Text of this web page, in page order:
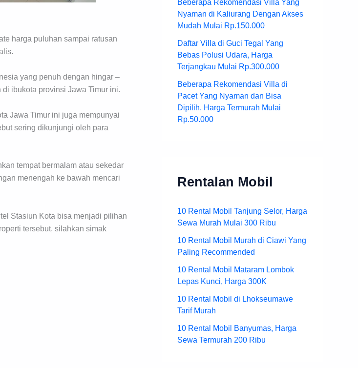
harga puluhan sampai ratusan
yang penuh dengan hingar –
ibukota provinsi Jawa Timur ini.
Jawa Timur ini juga mempunyai
sering dikunjungi oleh para
tempat bermalam atau sekedar
menengah ke bawah mencari
Stasiun Kota bisa menjadi pilihan
tersebut, silahkan simak
Beberapa Rekomendasi Villa Yang
Nyaman di Kaliurang Dengan Akses
Mudah Mulai Rp.150.000
Daftar Villa di Guci Tegal Yang
Bebas Polusi Udara, Harga
Terjangkau Mulai Rp.300.000
Beberapa Rekomendasi Villa di
Pacet Yang Nyaman dan Bisa
Dipilih, Harga Termurah Mulai
Rp.50.000
Rentalan Mobil
10 Rental Mobil Tanjung Selor, Harga
Sewa Murah Mulai 300 Ribu
10 Rental Mobil Murah di Ciawi Yang
Paling Recommended
10 Rental Mobil Mataram Lombok
Lepas Kunci, Harga 300K
10 Rental Mobil di Lhokseumawe
Tarif Murah
10 Rental Mobil Banyumas, Harga
Sewa Termurah 200 Ribu